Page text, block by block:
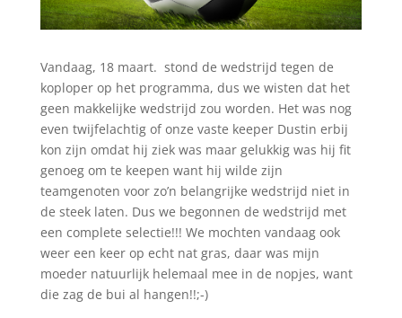
Vandaag, 18 maart. stond de wedstrijd tegen de
koploper op het programma, dus we wisten dat het
geen makkelijke wedstrijd zou worden. Het was nog
even twijfelachtig of onze vaste keeper Dustin erbij
kon zijn omdat hij ziek was maar gelukkig was hij fit
genoeg om te keepen want hij wilde zijn
teamgenoten voor zo’n belangrijke wedstrijd niet in
de steek laten. Dus we begonnen de wedstrijd met
een complete selectie!!! We mochten vandaag ook
weer een keer op echt nat gras, daar was mijn
moeder natuurlijk helemaal mee in de nopjes, want
die zag de bui al hangen!!;-)